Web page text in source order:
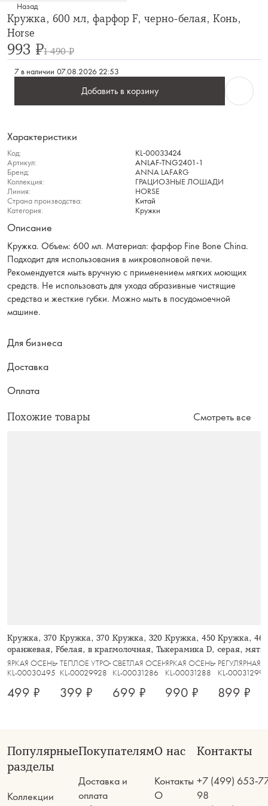
Назад
Кружка, 600 мл, фарфор F, черно-белая, Конь,
Horse
993 ₽1 490 ₽
7 в наличии 07.08.2026 22:53
Добавить в корзину
Характеристики
Код:
KL-00033424
Артикул:
ANLAF-TNG2401-1
Бренд:
ANNA LAFARG
Коллекция:
ГРАЦИОЗНЫЕ ЛОШАДИ
Линия:
HORSE
Страна производства:
Китай
Категория:
Кружки
Описание
Кружка. Объем: 600 мл. Материал: фарфор Fine Bone China.
Подходит для использования в микроволновой печи.
Рекомендуется мыть вручную с применением мягких моющих
средств. Не использовать для ухода абразивные чистящие
средства и жесткие губки. Можно мыть в посудомоечной
машине.
Для бизнеса
Доставка
Оплата
Похожие товары Смотреть все
Кружка, 370 мл, фарфор N,
оранжевая, Fall stories, Autumn
ЯРКАЯ ОСЕНЬ
KL-00030495
499 ₽
Кружка, 370 мл, 2 шт, керамика,
белая, в крапинку, Scanno
ТЕПЛОЕ УТРО
KL-00029928
399 ₽
Кружка, 320 мл, керамика D,
молочная, Тыквы, Bright pumpkin
СВЕТЛАЯ ОСЕНЬ
KL-00031286
699 ₽
Кружка, 450 мл, с
керамика D, оранжевая,
Bright pumpkin
ЯРКАЯ ОСЕНЬ
KL-00031288
990 ₽
Кружка,
серая,
Message
РЕГУЛЯРНАЯ
KL-00031299
899 ₽
Популярные
разделы
Коллекции
Покупателям
Доставка и
оплата
О нас
Контакты
О
Контакты
+7 (499) 653-
98